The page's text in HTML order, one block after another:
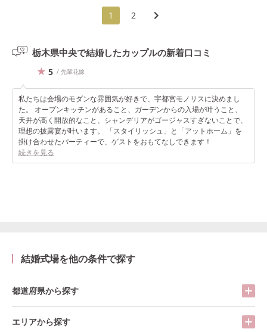
1 2
栃木県中央で結婚したカップルの新着口コミ
5 / 先輩花嫁
私たちは会場のモダンな雰囲気が好きで、宇都宮モノリスに決めまし
た。 オープンキッチンがあること、ガーデンからの入場が叶うこと、
天井が高く開放的なこと、シャンデリアがゴージャスすぎないことで、
理想の披露宴が叶います。 「スタイリッシュ」と「アットホーム」を
掛け合わせたパーティーで、ゲストをおもてなしできます！
続きを見る
結婚式場を他の条件で探す
都道府県から探す
エリアから探す